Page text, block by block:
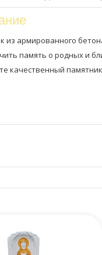
из армированного
память о родных и
качественный